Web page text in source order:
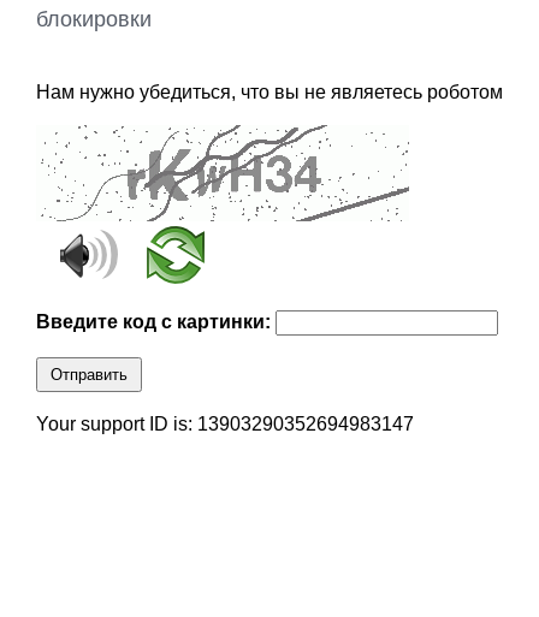
блокировки
Нам нужно убедиться, что вы не являетесь роботом
Введите код с картинки:
Отправить
Your support ID is: 13903290352694983147